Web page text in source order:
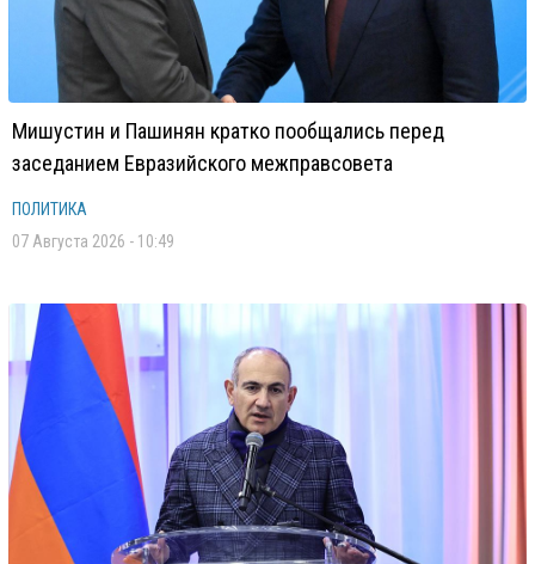
Мишустин и Пашинян кратко пообщались перед
заседанием Евразийского межправсовета
ПОЛИТИКА
07 Августа 2026 - 10:49